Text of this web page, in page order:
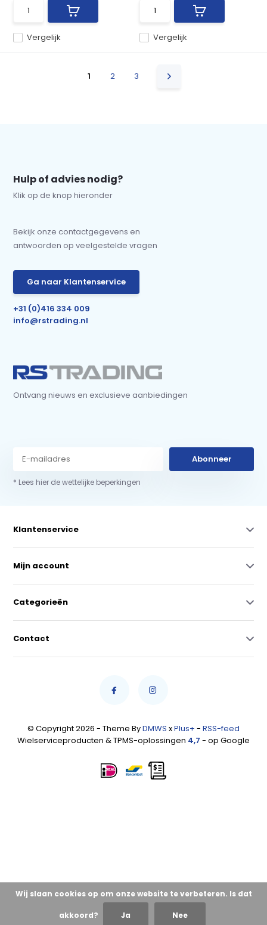
Vergelijk Vergelijk
1 2 3
Hulp of advies nodig?
Klik op de knop hieronder
Bekijk onze contactgegevens en
antwoorden op veelgestelde vragen
Ga naar Klantenservice
+31 (0)416 334 009
info@rstrading.nl
Ontvang nieuws en exclusieve aanbiedingen
Abonneer
* Lees hier de wettelijke beperkingen
Klantenservice
Mijn account
Categorieën
Contact
© Copyright 2026 - Theme ByDMWS xPlus+ - RSS-feed
Wielserviceproducten & TPMS-oplossingen 4,7 - op Google
Wij slaan cookies op om onze website te verbeteren. Is dat
akkoord? Ja Nee